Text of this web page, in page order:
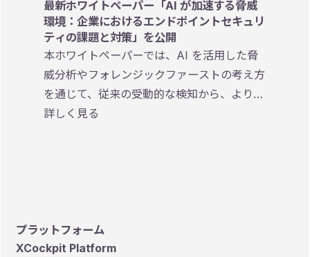
最新ホワイトペーパー「AI が加速する脅威
環境：企業におけるエンドポイントセキュリ
ティの課題と対策」を公開
本ホワイトペーパーでは、AI を活用した脅
威分析やフォレンジックファーストの考え方
を通じて、従来の受動的な検知から、より迅
速かつ効果的なインシデント対応を実現する
詳しく見る
プラットフォーム
XCockpit Platform